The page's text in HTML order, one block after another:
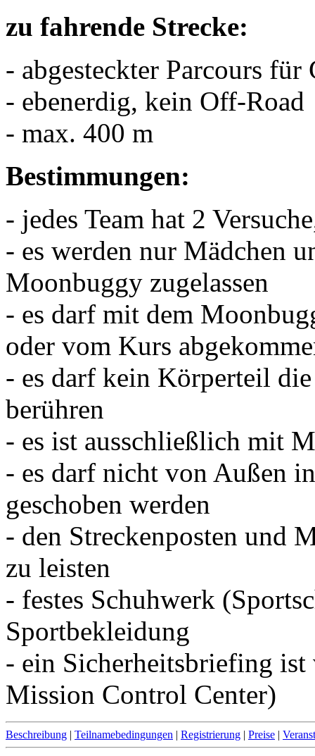
zu fahrende Strecke:
- abgesteckter Parcours
- ebenerdig, kein Off-Road
- max. 400 m
Bestimmungen:
- jedes Team hat 2
- es werden nur Mädchen
Moonbuggy zugelassen
- es darf mit dem
oder vom Kurs
- es darf kein Körperteil
berühren
- es ist ausschließlich mit
- es darf nicht von Außen
geschoben werden
- den Streckenposten und
zu leisten
- festes Schuhwerk
Sportbekleidung
- ein Sicherheitsbriefing ist
Mission Control Center)
Beschreibung | Teilnamebedingungen | Registrierung | Preise |